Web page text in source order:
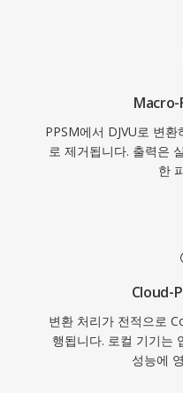
PPSM에서 DJVU로 변
로 제거됩니다. 출력은
한
Cloud-
변환 처리가 전적으로
행됩니다. 로컬 기기는
성능에